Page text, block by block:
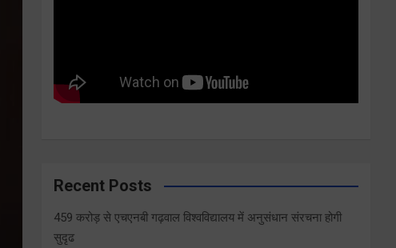
Recent Posts
459 करोड़ से एचएनबी गढ़वाल विश्वविद्यालय में अनुसंधान संरचना होगी
सुदृढ